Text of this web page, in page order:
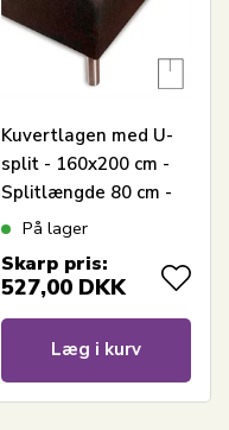
Kuvertlagen med U-
split - 160x200 cm -
Splitlængde 80 cm -
Hvid - 100%
Cotton
På lager
Skarp pris:
527,00 DKK
Læg i kurv